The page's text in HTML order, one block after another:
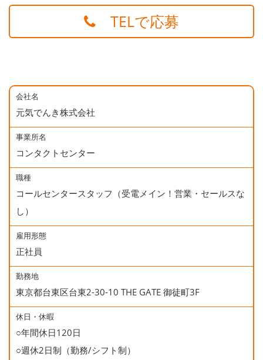
TELで応募
会社名
元気でんき株式会社
事業所名
コンタクトセンター
職種
コールセンタースタッフ（受電メイン！営業・セールスな
し）
雇用形態
正社員
勤務地
東京都台東区台東2-30-10 THE GATE 御徒町3F
休日・休暇
○年間休日120日
○週休2日制（勤務/シフト制）